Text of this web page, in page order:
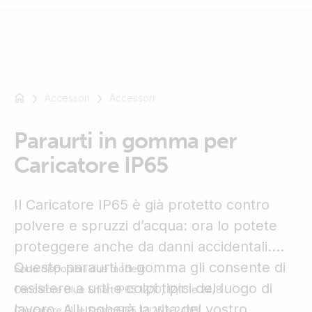
SmartSolar
Multiplus-
SmartShunt
Accessori Accessori
Paraurti in gomma per
Caricatore IP65
Il Caricatore IP65 è già protetto contro
polvere e spruzzi d’acqua: ora lo potete
proteggere anche da danni accidentali.
Questo paraurti in gomma gli consente di
resistere a urti e colpi tipici del luogo di
Sono disponibili due modelli:
Caricatore Blue Smart IP65 12/10, 12/15 e 24/8